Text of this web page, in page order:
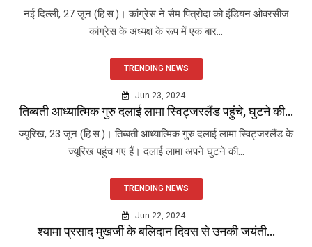
नई दिल्ली, 27 जून (हि.स.)। कांग्रेस ने सैम पित्रोदा को इंडियन ओवरसीज
कांग्रेस के अध्यक्ष के रूप में एक बार...
TRENDING NEWS
Jun 23, 2024
तिब्बती आध्यात्मिक गुरु दलाई लामा स्विट्जरलैंड पहुंचे, घुटने की...
ज्यूरिख, 23 जून (हि.स.)। तिब्बती आध्यात्मिक गुरु दलाई लामा स्विट्जरलैंड के
ज्यूरिख पहुंच गए हैं। दलाई लामा अपने घुटने की...
TRENDING NEWS
Jun 22, 2024
श्यामा प्रसाद मुखर्जी के बलिदान दिवस से उनकी जयंती...